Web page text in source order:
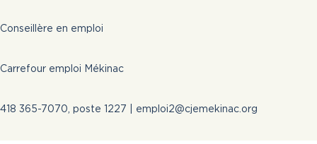
Conseillère en emploi
Carrefour emploi Mékinac
418 365-7070, poste 1227 | emploi2@cjemekinac.org